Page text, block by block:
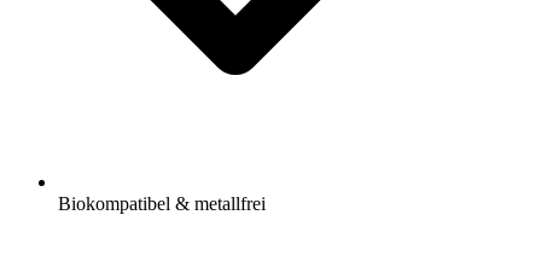
Biokompatibel & metallfrei